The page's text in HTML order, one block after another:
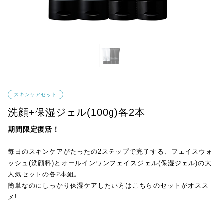
スキンケアセット
洗顔+保湿ジェル(100g)各2本
期間限定復活！
毎日のスキンケアがたったの2ステップで完了する、フェイスウォ
ッシュ(洗顔料)とオールインワンフェイスジェル(保湿ジェル)の大
人気セットの各2本組。
簡単なのにしっかり保湿ケアしたい方はこちらのセットがオスス
メ!